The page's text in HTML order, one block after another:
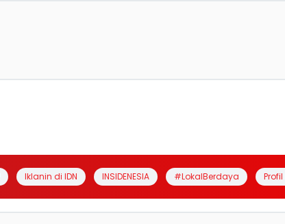
Iklanin di IDN INSIDENESIA #LokalBerdaya